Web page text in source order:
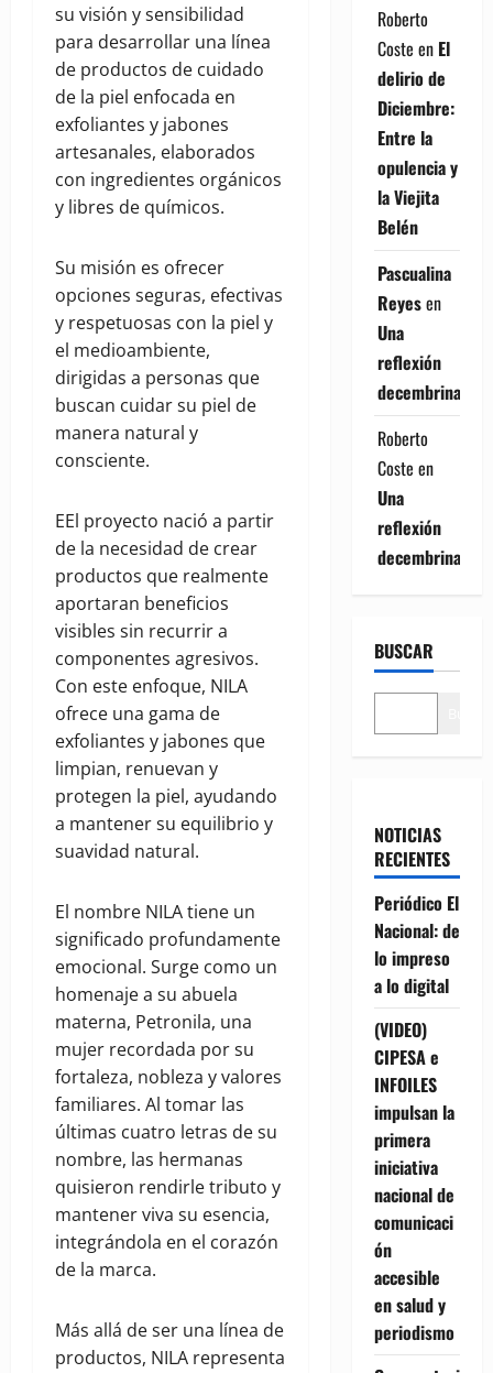
su visión y sensibilidad
para desarrollar una línea
de productos de cuidado
de la piel enfocada en
exfoliantes y jabones
artesanales, elaborados
con ingredientes orgánicos
y libres de químicos.
Su misión es ofrecer
opciones seguras, efectivas
y respetuosas con la piel y
el medioambiente,
dirigidas a personas que
buscan cuidar su piel de
manera natural y
consciente.
EEl proyecto nació a partir
de la necesidad de crear
productos que realmente
aportaran beneficios
visibles sin recurrir a
componentes agresivos.
Con este enfoque, NILA
ofrece una gama de
exfoliantes y jabones que
limpian, renuevan y
protegen la piel, ayudando
a mantener su equilibrio y
suavidad natural.
El nombre NILA tiene un
significado profundamente
emocional. Surge como un
homenaje a su abuela
materna, Petronila, una
mujer recordada por su
fortaleza, nobleza y valores
familiares. Al tomar las
últimas cuatro letras de su
nombre, las hermanas
quisieron rendirle tributo y
mantener viva su esencia,
integrándola en el corazón
de la marca.
Más allá de ser una línea de
productos, NILA representa
Roberto
Coste en El
delirio de
Diciembre:
Entre la
opulencia y
la Viejita
Belén
Pascualina
Reyesen
Una
reflexión
decembrina
Roberto
Coste en
Una
reflexión
decembrina
BUSCAR
NOTICIAS
RECIENTES
Periódico El
Nacional: de
lo impreso
a lo digital
(VIDEO)
CIPESA e
INFOILES
impulsan la
primera
iniciativa
nacional de
comunicaci
ón
accesible
en salud y
periodismo